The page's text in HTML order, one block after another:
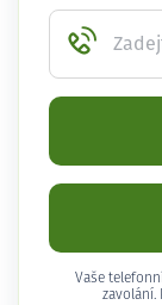
Vaše
zavolání.